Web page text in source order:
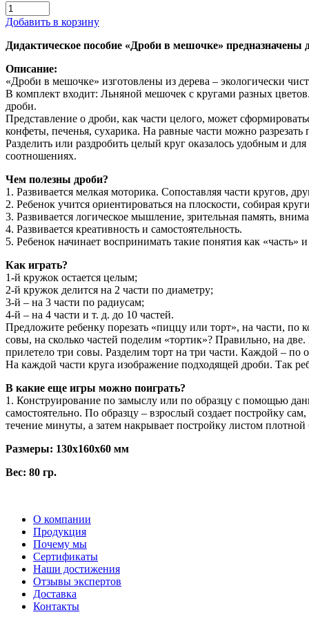
Добавить в корзину
Дидактическое пособие «Дроби в мешочке» предназначены
Описание:
«Дроби в мешочке» изготовлены из дерева – экологически
В комплект входит: Льняной мешочек с кругами разных
дроби.
Представление о дроби, как части целого, может
конфеты, печенья, сухарика. На равные части можно разрезать
Разделить или раздробить целый круг оказалось удобным и
соотношениях.
Чем полезны дроби?
1. Развивается мелкая моторика. Сопоставляя части кругов,
2. Ребенок учится ориентироваться на плоскости, собирая
3. Развивается логическое мышление, зрительная память,
4. Развивается креативность и самостоятельность.
5. Ребенок начинает воспринимать такие понятия как
Как играть?
1-й кружок остается целым;
2-й кружок делится на 2 части по диаметру;
3-й – на 3 части по радиусам;
4-й – на 4 части и т. д. до 10 частей.
Предложите ребенку порезать «пиццу или торт», на части, по
совы, на сколько частей поделим «тортик»? Правильно, на
прилетело три совы. Разделим торт на три части. Каждой – по
На каждой части круга изображение подходящей дроби. Так
В какие еще игры можно поиграть?
1. Конструирование по замыслу или по образцу с помощью
самостоятельно. По образцу – взрослый создает постройку
течение минуты, а затем накрывает постройку листом
Размеры: 130x160x60 мм
Вес: 80 гр.
О компании
Продукция
Почему мы
Сертификаты
Наши достижения
Отзывы экспертов
Доставка
Контакты